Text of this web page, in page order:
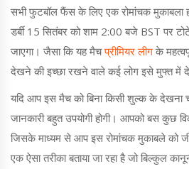
सभी फुटबॉल फैंस के लिए एक रोमांचक मुकाबला
डर्बी 15 सितंबर को शाम 2:00 बजे BST पर
जाएगा। जैसा कि यह मैचप्रीमियर लीग के
देखने की इच्छा रखने वाले कई लोग इसे मुफ्त में
यदि आप इस मैच को बिना किसी शुल्क के देखना
जानकारी बहुत उपयोगी होगी। आपको बस कुछ
जिसके माध्यम से आप इस रोमांचक मुकाबले को
एक ऐसा तरीका बताया जा रहा है जो बिल्कुल